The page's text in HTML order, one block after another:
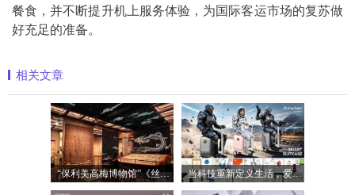
餐食，并不断提升机上服务体验，为国际客运市场的复苏做
好充足的准备。
相关文章
“保利美高梅博物馆”《丝路》大展最后 当科技重新定义生活，爱尔威Airwheel正在